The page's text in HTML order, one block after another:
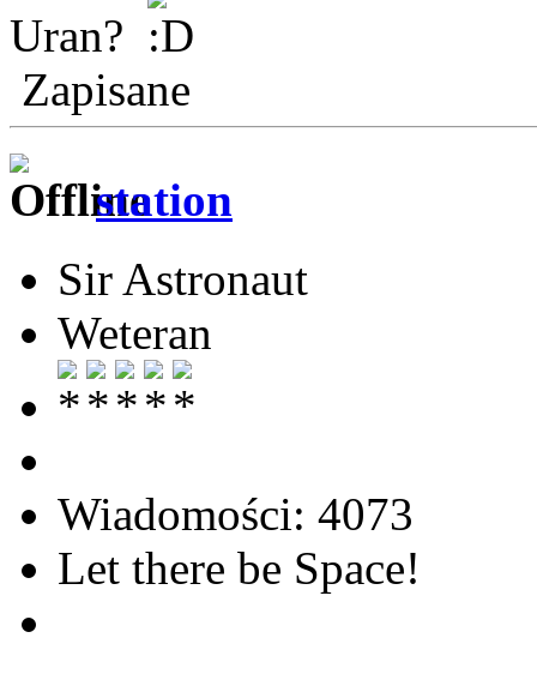
Uran?
Zapisane
station
Sir Astronaut
Weteran
Wiadomości: 4073
Let there be Space!